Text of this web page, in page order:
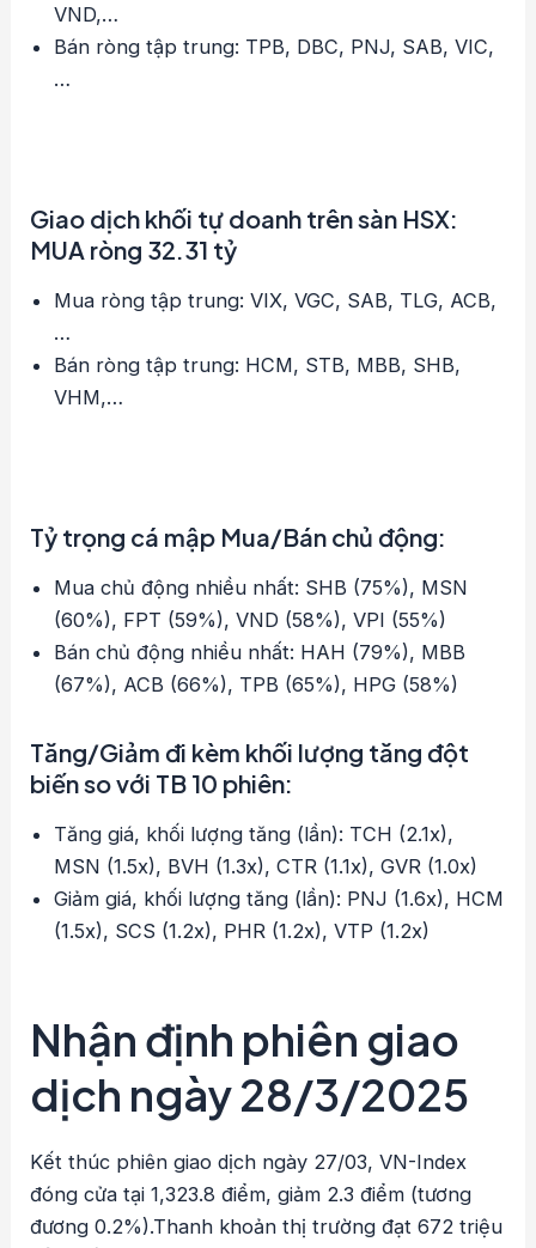
VND,…
Bán ròng tập trung: TPB, DBC, PNJ, SAB, VIC,
…
Giao dịch khối tự doanh trên sàn HSX:
MUA ròng 32.31 tỷ
Mua ròng tập trung: VIX, VGC, SAB, TLG, ACB,
…
Bán ròng tập trung: HCM, STB, MBB, SHB,
VHM,…
Tỷ trọng cá mập Mua/Bán chủ động:
Mua chủ động nhiều nhất: SHB (75%), MSN
(60%), FPT (59%), VND (58%), VPI (55%)
Bán chủ động nhiều nhất: HAH (79%), MBB
(67%), ACB (66%), TPB (65%), HPG (58%)
Tăng/Giảm đi kèm khối lượng tăng đột
biến so với TB 10 phiên:
Tăng giá, khối lượng tăng (lần): TCH (2.1x),
MSN (1.5x), BVH (1.3x), CTR (1.1x), GVR (1.0x)
Giảm giá, khối lượng tăng (lần): PNJ (1.6x), HCM
(1.5x), SCS (1.2x), PHR (1.2x), VTP (1.2x)
Nhận định phiên giao
dịch ngày 28/3/2025
Kết thúc phiên giao dịch ngày 27/03, VN-Index
đóng cửa tại 1,323.8 điểm, giảm 2.3 điểm (tương
đương 0.2%).Thanh khoản thị trường đạt 672 triệu